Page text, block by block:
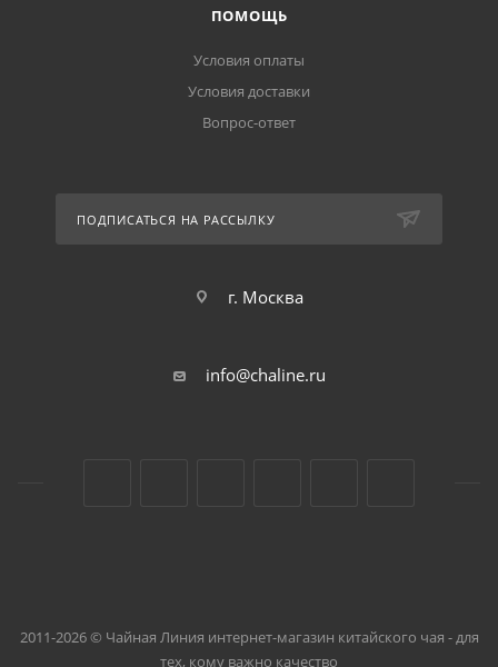
ПОМОЩЬ
Условия оплаты
Условия доставки
Вопрос-ответ
ПОДПИСАТЬСЯ НА РАССЫЛКУ
г. Москва
info@chaline.ru
2011-2026 © Чайная Линия интернет-магазин китайского чая - для
тех, кому важно качество